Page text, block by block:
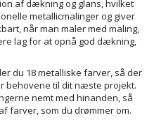
af dækning og glans, hvilket
metallicmalinger og giver
når man maler med maling,
lag for at opnå god dækning,
du 18 metalliske farver, så der
behovene til dit næste projekt.
nemt med hinanden, så
farver, som du drømmer om.